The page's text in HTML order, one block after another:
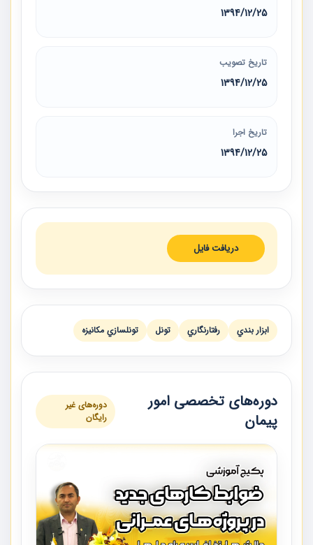
1394/12/25
تاریخ تصویب
1394/12/25
تاریخ اجرا
1394/12/25
دریافت فایل
ابزار بندي رفتارنگاري تونل تونلسازي مكانيزه
دوره‌های تخصصی امور
پیمان
دوره‌های غیر
رایگان